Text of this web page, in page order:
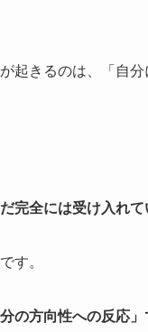
起きるのは、「自
完全には受け入れ
す。
の方向性への反応」